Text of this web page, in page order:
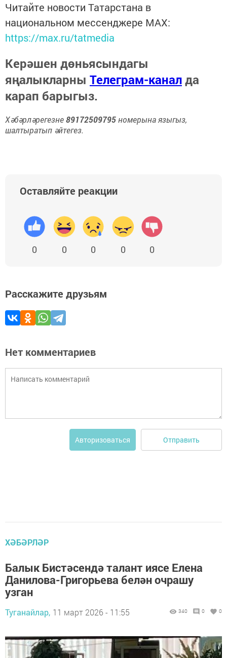
Читайте новости Татарстана в
национальном мессенджере MАХ:
https://max.ru/tatmedia
Керәшен дөньясындагы
яңалыкларны Телеграм-каналда
карап барыгыз.
Хәбәрләрегезне89172509795номерына языгыз,
шалтыратып әйтегез.
Оставляйте реакции
0 0 0 0 0
Расскажите друзьям
Нет комментариев
Авторизоваться Отправить
ХӘБӘРЛӘР
Балык Бистәсендә талант иясе Елена
Данилова-Григорьева белән очрашу
узган
Туганайлар, 11 март 2026 - 11:55 340 0 0